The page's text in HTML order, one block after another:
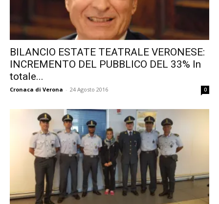
BILANCIO ESTATE TEATRALE VERONESE:
INCREMENTO DEL PUBBLICO DEL 33% In
totale...
Cronaca di Verona - 24 Agosto 2016 0